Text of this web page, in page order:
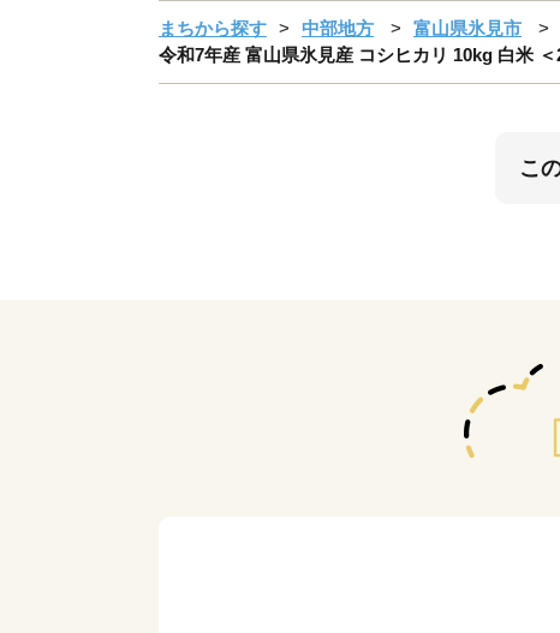
まちから探す 中部地方 富山県氷見市
令和7年産 富山県氷見産 コシヒカリ 10kg 白米
こ